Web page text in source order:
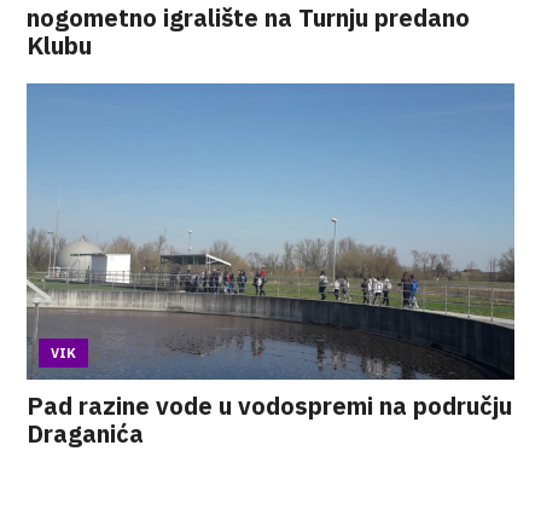
nogometno igralište na Turnju predano
Klubu
VIK
Pad razine vode u vodospremi na području
Draganića